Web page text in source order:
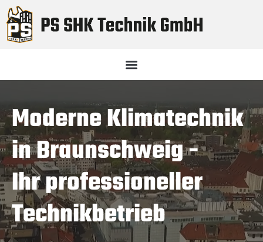
Zum
Inhalt
springen
Moderne Klimatechnik
in Braunschweig -
Ihr professioneller
Technikbetrieb